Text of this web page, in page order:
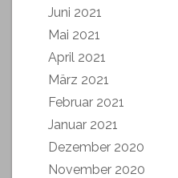
Juni 2021
Mai 2021
April 2021
März 2021
Februar 2021
Januar 2021
Dezember 2020
November 2020